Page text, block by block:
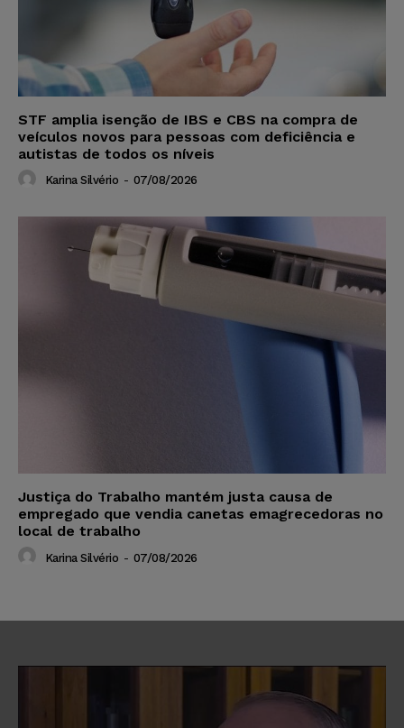
STF amplia isenção de IBS e CBS na compra de
veículos novos para pessoas com deficiência e
autistas de todos os níveis
Karina Silvério - 07/08/2026
Justiça do Trabalho mantém justa causa de
empregado que vendia canetas emagrecedoras no
local de trabalho
Karina Silvério - 07/08/2026